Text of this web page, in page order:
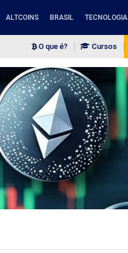
ALTCOINS BRASIL TECNOLOGIA
O que é? Cursos